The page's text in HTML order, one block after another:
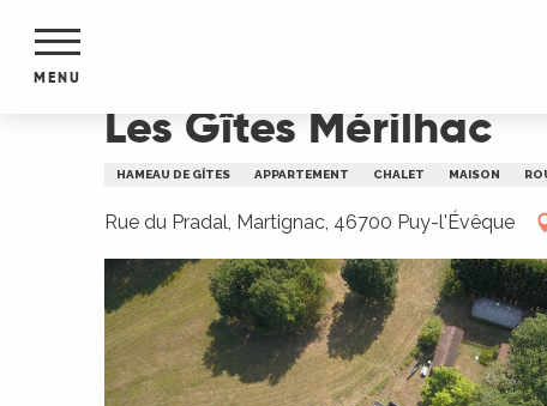
contenu
MENU
Les Gîtes Mérilhac
HAMEAU DE GÎTES APPARTEMENT CHALET MAISON
Rue du Pradal, Martignac, 46700 Puy-l'Évêque